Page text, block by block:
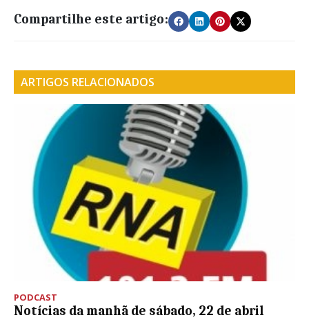
Compartilhe este artigo:
ARTIGOS RELACIONADOS
PODCAST
Notícias da manhã de sábado, 22 de abril